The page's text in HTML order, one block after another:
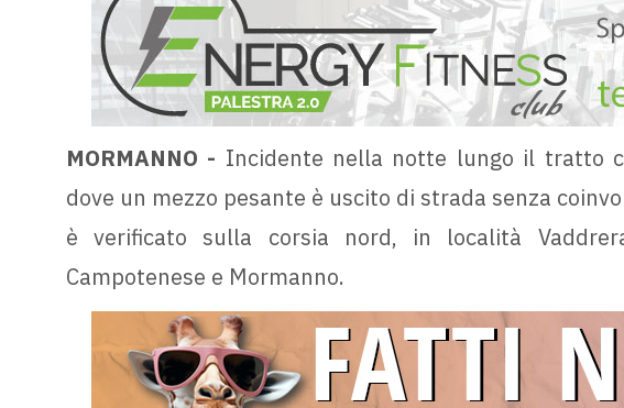
MORMANNO - Incidente nella notte lungo il tratto
dove un mezzo pesante è uscito di strada senza
è verificato sulla corsia nord, in località
Campotenese e Mormanno.